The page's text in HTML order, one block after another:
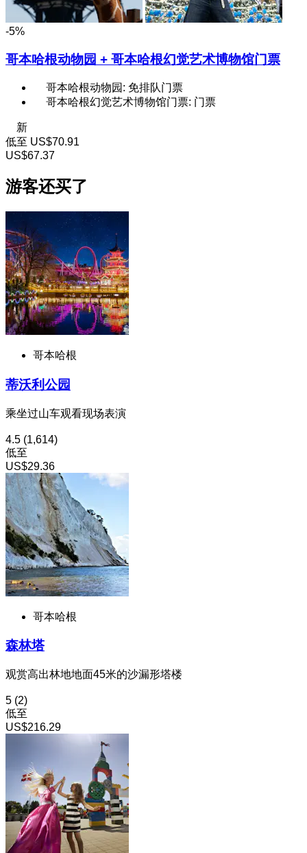
-5%
哥本哈根动物园 + 哥本哈根幻觉艺术博物馆门票
哥本哈根动物园: 免排队门票
哥本哈根幻觉艺术博物馆门票: 门票
新
低至 US$70.91
US$67.37
游客还买了
哥本哈根
蒂沃利公园
乘坐过山车观看现场表演
4.5 (1,614)
低至
US$29.36
哥本哈根
森林塔
观赏高出林地地面45米的沙漏形塔楼
5 (2)
低至
US$216.29